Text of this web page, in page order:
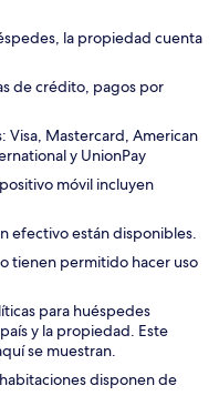
la propiedad cuenta
de crédito, pagos por
Visa, Mastercard, American
y UnionPay
móvil incluyen
efectivo están disponibles.
tienen permitido hacer uso
para huéspedes
y la propiedad. Este
se muestran.
disponen de